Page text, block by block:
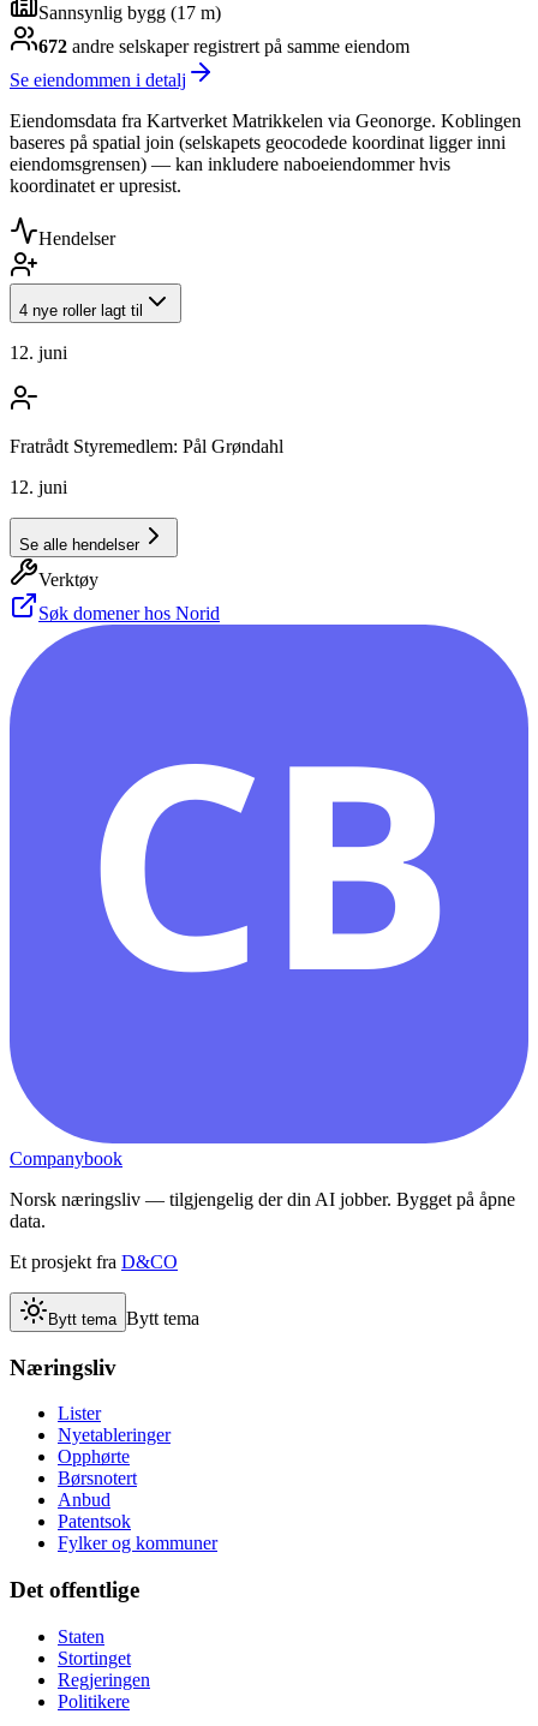
Sannsynlig bygg (17 m)
672 andre selskaperregistrert på samme eiendom
Se eiendommen i detalj
Eiendomsdata fra Kartverket Matrikkelen via Geonorge. Koblingen
baseres på spatial join (selskapets geocodede koordinat ligger inni
eiendomsgrensen) — kan inkludere naboeiendommer hvis
koordinatet er upresist.
Hendelser
4 nye roller lagt til
12. juni
Fratrådt Styremedlem: Pål Grøndahl
12. juni
Se alle hendelser
Verktøy
Søk domener hos Norid
CB
Companybook
Norsk næringsliv — tilgjengelig der din AI jobber. Bygget på åpne
data.
Et prosjekt fra D&CO
Bytt tema Bytt tema
Næringsliv
Lister
Nyetableringer
Opphørte
Børsnotert
Anbud
Patentsok
Fylker og kommuner
Det offentlige
Staten
Stortinget
Regjeringen
Politikere